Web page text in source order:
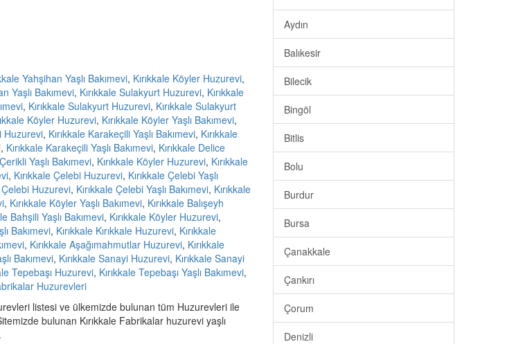
Yahşihan Yaşlı Bakımevi, Kırıkkale Köyler Huzurevi,
Yaşlı Bakımevi, Kırıkkale Sulakyurt Huzurevi, Kırıkkale
, Kırıkkale Sulakyurt Huzurevi, Kırıkkale Sulakyurt
Köyler Huzurevi, Kırıkkale Köyler Yaşlı Bakımevi,
Huzurevi, Kırıkkale Karakeçili Yaşlı Bakımevi, Kırıkkale
, Kırıkkale Karakeçili Yaşlı Bakımevi, Kırıkkale Delice
Yaşlı Bakımevi, Kırıkkale Köyler Huzurevi, Kırıkkale
, Kırıkkale Çelebi Huzurevi, Kırıkkale Çelebi Yaşlı
Çelebi Huzurevi, Kırıkkale Çelebi Yaşlı Bakımevi, Kırıkkale
, Kırıkkale Köyler Yaşlı Bakımevi, Kırıkkale Balışeyh
Bahşili Yaşlı Bakımevi, Kırıkkale Köyler Huzurevi,
Bakımevi, Kırıkkale Kırıkkale Huzurevi, Kırıkkale
, Kırıkkale Aşağımahmutlar Huzurevi, Kırıkkale
Bakımevi, Kırıkkale Sanayi Huzurevi, Kırıkkale Sanayi
Tepebaşı Huzurevi, Kırıkkale Tepebaşı Yaşlı Bakımevi,
Huzurevleri
listesi ve ülkemizde bulunan tüm Huzurevleri ile
bulunan Kırıkkale Fabrikalar huzurevi yaşlı
Aydın
Balıkesir
Bilecik
Bingöl
Bitlis
Bolu
Burdur
Bursa
Çanakkale
Çankırı
Çorum
Denizli